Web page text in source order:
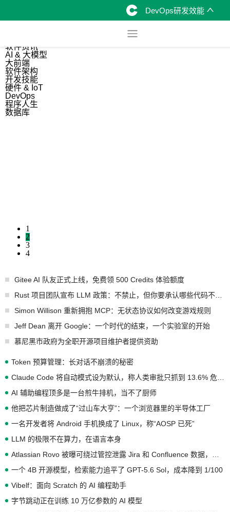
DevOps研发效能
软件资讯
AI & 大模型
大前端
软件架构
开发技能
硬件 & IoT
DevOps
程序人生
数据库
1
2
3
4
Gitee AI 队友正式上线，免费领 500 Credits 体验额度
Simon Willison 重新拥抱 MCP：无状态协议如何改变游戏规则
Jeff Dean 离开 Google：一个时代的结束，一个实验室的开始
慕尼黑市政府为全职开源项目维护者提供资助
Token 预算管理：长对话不崩溃的秘密
AI 辅助编程顶多是一台煎牛排机，当不了厨师
他把芯片制造做成了“过山车大亨”：一个浏览器里的半导体工厂
一名开发者将 Android 手机换成了 Linux，称“AOSP 已死”
LLM 的极限不在算力，在语言本身
一个 4B 开源模型，检索能力追平了 GPT-5.6 Sol，成本降到 1/100
Vibelf：面向 Scratch 的 AI 编程助手
字节跳动正在训练 10 万亿参数的 AI 模型